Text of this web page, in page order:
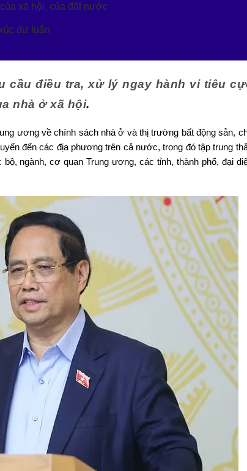
xã hội, của đất nước
dư luận
cầu điều tra, xử lý ngay hành vi tiêu
nhà ở xã hội.
ương về chính sách nhà ở và thị trường bất động sản,
đến các địa phương trên cả nước, trong đó tập trung
ngành, cơ quan Trung ương, các tỉnh, thành phố, đại